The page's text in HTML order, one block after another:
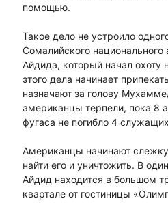
помощью.
Такое дело не устроило
Сомалийского
Айдида, который начал охоту
этого дела начинает
назначают за голову
американцы терпели, пока 8
фугаса не погибло 4
Американцы начинают
найти его и уничтожить. В
Айдид находится в большом
квартале от гостиницы